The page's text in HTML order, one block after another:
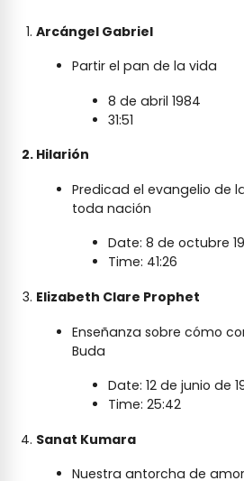
Arcángel Gabriel
Partir el pan de la vida
8 de abril 1984
31:51
Hilarión
Predicad el evangelio de
toda nación
Date: 8 de octubre
Time: 41:26
Elizabeth Clare Prophet
Enseñanza sobre cómo
Buda
Date: 12 de junio de
Time: 25:42
Sanat Kumara
Nuestra antorcha de amor